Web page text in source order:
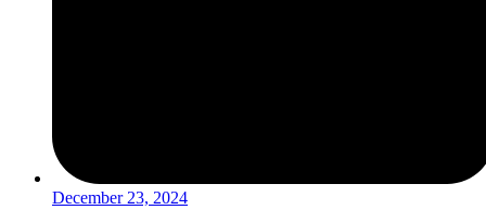
December 23, 2024